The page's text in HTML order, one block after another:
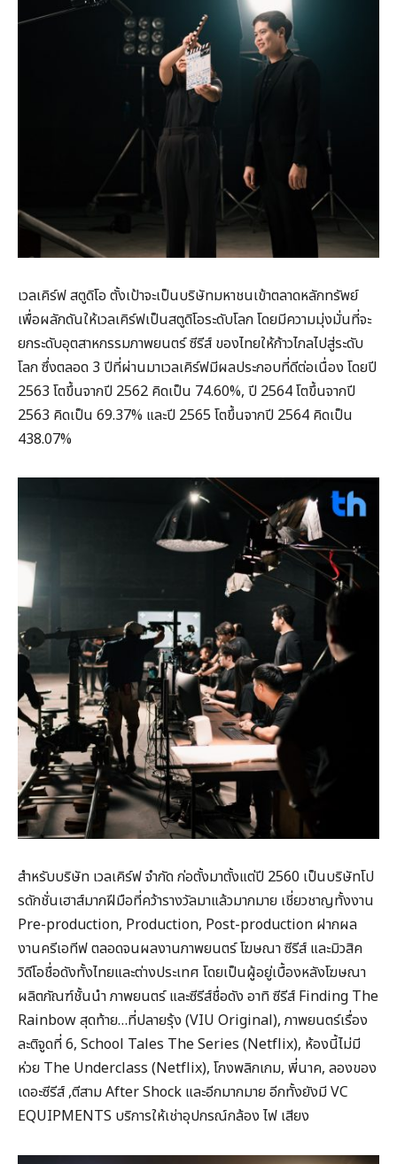
เวลเคิร์ฟ สตูดิโอ ตั้งเป้าจะเป็นบริษัทมหาชนเข้าตลาดหลักทรัพย์
เพื่อผลักดันให้เวลเคิร์ฟเป็นสตูดิโอระดับโลก โดยมีความมุ่งมั่นที่จะ
ยกระดับอุตสาหกรรมภาพยนตร์ ซีรีส์ ของไทยให้ก้าวไกลไปสู่ระดับ
โลก ซึ่งตลอด 3 ปีที่ผ่านมาเวลเคิร์ฟมีผลประกอบที่ดีต่อเนื่อง โดยปี
2563 โตขึ้นจากปี 2562 คิดเป็น 74.60%, ปี 2564 โตขึ้นจากปี
2563 คิดเป็น 69.37% และปี 2565 โตขึ้นจากปี 2564 คิดเป็น
438.07%
สำหรับบริษัท เวลเคิร์ฟ จำกัด ก่อตั้งมาตั้งแต่ปี 2560 เป็นบริษัทโป
รดักชั่นเฮาส์มากฝีมือที่คว้ารางวัลมาแล้วมากมาย เชี่ยวชาญทั้งงาน
Pre-production, Production, Post-production ฝากผล
งานครีเอทีฟ ตลอดจนผลงานภาพยนตร์ โฆษณา ซีรีส์ และมิวสิค
วิดีโอชื่อดังทั้งไทยและต่างประเทศ โดยเป็นผู้อยู่เบื้องหลังโฆษณา
ผลิตภัณฑ์ชั้นนำ ภาพยนตร์ และซีรีส์ชื่อดัง อาทิ ซีรีส์ Finding The
Rainbow สุดท้าย…ที่ปลายรุ้ง (VIU Original), ภาพยนตร์เรื่อง
ละติจูดที่ 6, School Tales The Series (Netflix), ห้องนี้ไม่มี
ห่วย The Underclass (Netflix), โกงพลิกเกม, พี่นาค, ลองของ
เดอะซีรีส์ ,ตีสาม After Shock และอีกมากมาย อีกทั้งยังมี VC
EQUIPMENTS บริการให้เช่าอุปกรณ์กล้อง ไฟ เสียง